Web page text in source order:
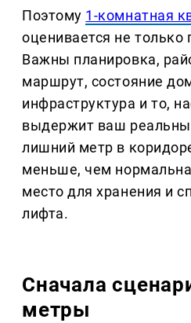
Поэтому 1-комнатная
оценивается не
Важны планировка,
маршрут, состояние
инфраструктура и то,
выдержит ваш
лишний метр в
меньше, чем
место для хранения и
лифта.
Сначала
метры